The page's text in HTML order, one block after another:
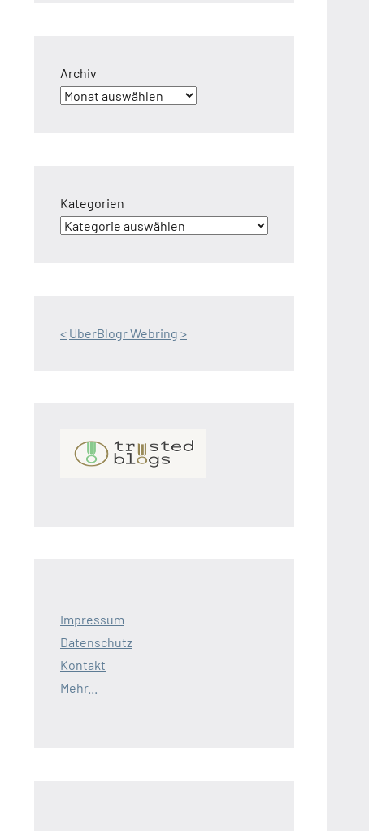
Archiv
Kategorien
< UberBlogr Webring >
Impressum
Datenschutz
Kontakt
Mehr...